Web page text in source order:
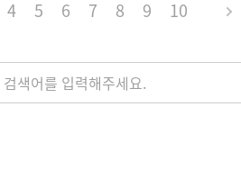
4 5 6 7 8 9 10